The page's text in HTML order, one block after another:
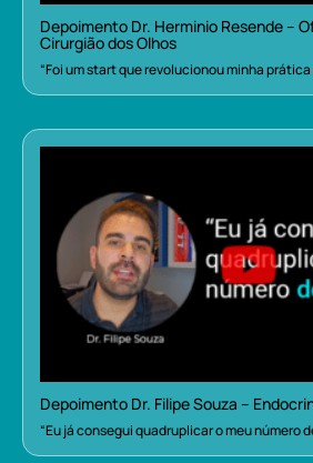
Depoimento Dr. Herminio Resende –
Cirurgião dos Olhos
“Foi um start que revolucionou minha
Depoimento Dr. Filipe Souza –
“Eu já consegui quadruplicar o meu número